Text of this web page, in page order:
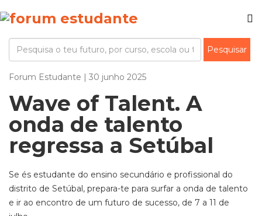
Forum Estudante | 30 junho 2025
Wave of Talent. A
onda de talento
regressa a Setúbal
Se és estudante do ensino secundário e profissional do
distrito de Setúbal, prepara-te para surfar a onda de talento
e ir ao encontro de um futuro de sucesso, de 7 a 11 de